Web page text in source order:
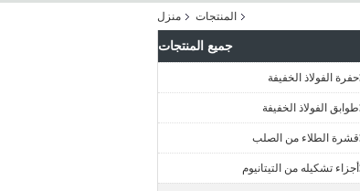
منزل المنتجات
جميع المنتجات
حفرة الفولاذ الخفيفة
طوابق الفولاذ الخفيفة
قشرة الطلاء من الصلب
أجزاء تشكيله من التيتانيوم